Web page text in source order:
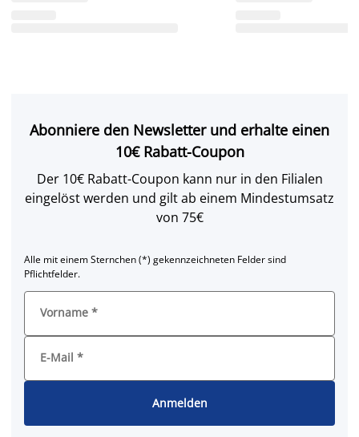
Abonniere den Newsletter und erhalte einen
10€ Rabatt-Coupon
Der 10€ Rabatt-Coupon kann nur in den Filialen
eingelöst werden und gilt ab einem Mindestumsatz
von 75€
Alle mit einem Sternchen (*) gekennzeichneten Felder sind
Pflichtfelder.
Vorname *
E-Mail *
Anmelden